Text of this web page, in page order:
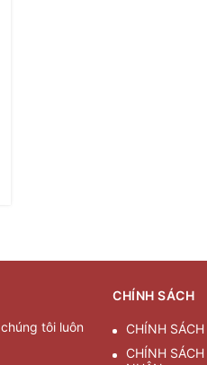
tôi luôn
CHÍNH SÁCH
CHÍNH
CHÍNH